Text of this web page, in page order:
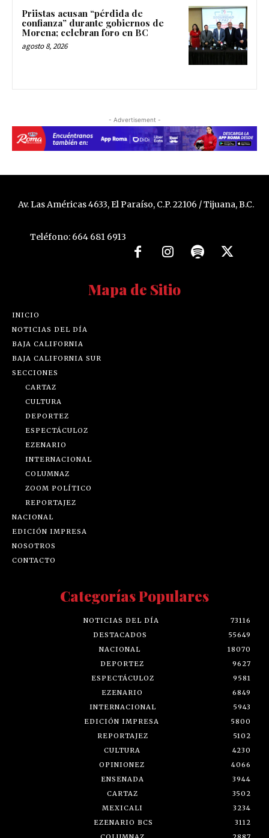
Priistas acusan “pérdida de
confianza” durante gobiernos de
Morena; celebran foro en BC
agosto 8, 2026
- Advertisement -
Av. Las Américas 4633, El Paraíso, C.P. 22106 / Tijuana, B.C.
Teléfono: 664 681 6913
Mapa de Sitio
INICIO
NOTICIAS DEL DÍA
BAJA CALIFORNIA
BAJA CALIFORNIA SUR
SECCIONES
CARTAZ
CULTURA
DEPORTEZ
ESPECTÁCULOZ
EZENARIO
INTERNACIONAL
COLUMNAZ
ZOOM POLÍTICO
REPORTAJEZ
NACIONAL
EDICIÓN IMPRESA
NOSOTROS
CONTACTO
Categorías Populares
NOTICIAS DEL DÍA
73116
DESTACADOS
55649
NACIONAL
18070
DEPORTEZ
9627
ESPECTÁCULOZ
9581
EZENARIO
6849
INTERNACIONAL
5943
EDICIÓN IMPRESA
5800
REPORTAJEZ
5102
CULTURA
4230
OPINIONEZ
4066
ENSENADA
3944
CARTAZ
3502
MEXICALI
3234
EZENARIO BCS
3112